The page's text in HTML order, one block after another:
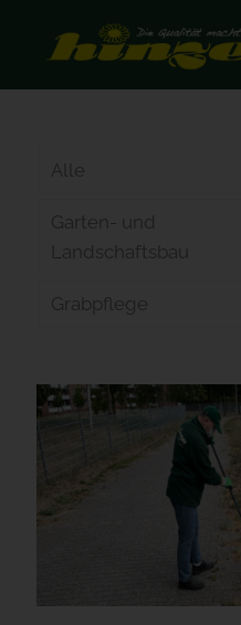
Alle
Garten- und
Landschaftsbau
Grabpflege